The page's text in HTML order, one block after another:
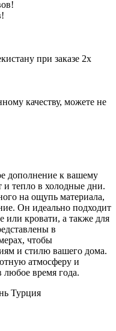
при заказе 2х
качеству, можете не
дополнение к вашему
и тепло в холодные дни.
на ощупь материала,
Он идеально подходит
или кровати, а также для
в
чтобы
и стилю вашего дома.
атмосферу и
любое время года.
Турция